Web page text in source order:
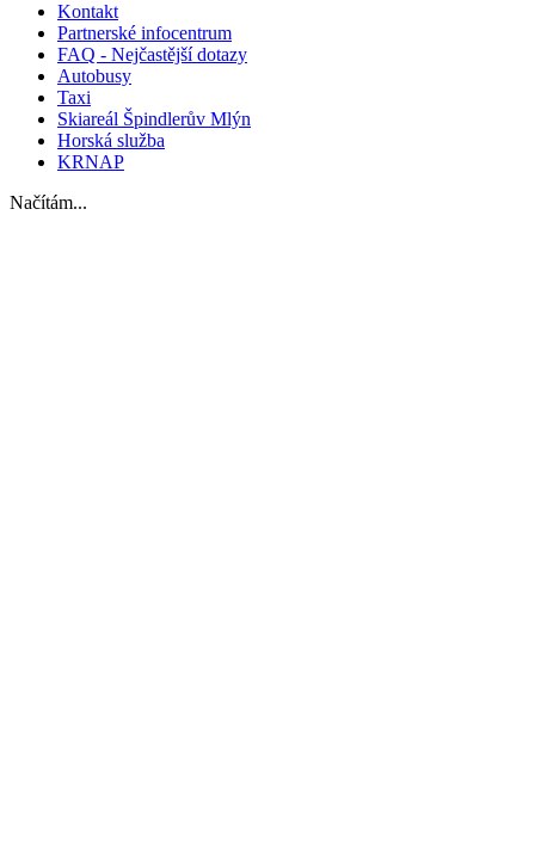
Kontakt
Partnerské infocentrum
FAQ - Nejčastější dotazy
Autobusy
Taxi
Skiareál Špindlerův Mlýn
Horská služba
KRNAP
Načítám...